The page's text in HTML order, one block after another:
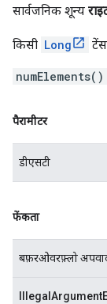
सार्वजनिक शून्य
किसी Long
numElements()
पैरामीटर
डीएसटी
फेंकता
बफ़रओवरफ़्लो